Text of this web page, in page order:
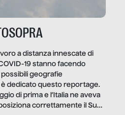
a distanza innescate di
19 stanno facendo
geografie
è dedicato questo reportage.
di prima e l’Italia ne aveva
correttamente il Sud